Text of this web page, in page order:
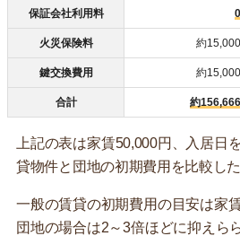
保証会社利用料
火災保険料 約
鍵交換費用 約
合計 約
上記の表は家賃50,000円、入居日
貸物件と団地の初期費用を比較した
一般の賃貸の初期費用の目安は家
団地の場合は2～3倍ほどに抑えら